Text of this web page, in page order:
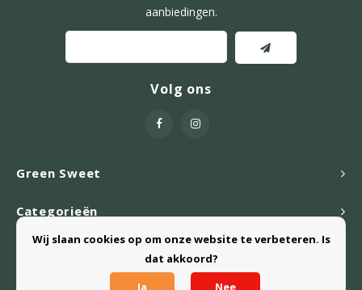
Green Sweet
aanbiedingen.
Volg ons
Categorieën
Webshop
Wij slaan cookies op om onze website te verbeteren. Is
dat akkoord?
Ja
Nee